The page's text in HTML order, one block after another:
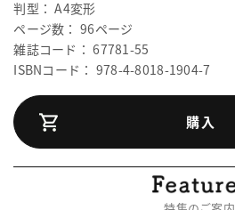
判型： A4変形
ページ数： 96ページ
雑誌コード： 67781-55
ISBNコード： 978-4-8018-1904-7
購入